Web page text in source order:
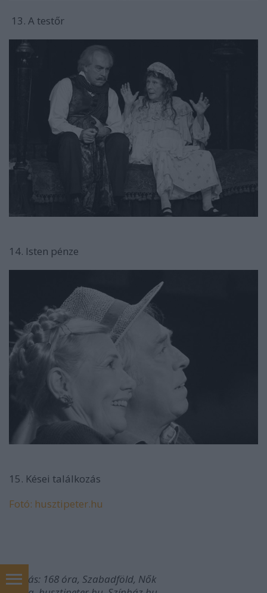
13. A testőr
14. Isten pénze
15. Kései találkozás
Fotó: husztipeter.hu
Forrás: 168 óra, Szabadföld, Nők